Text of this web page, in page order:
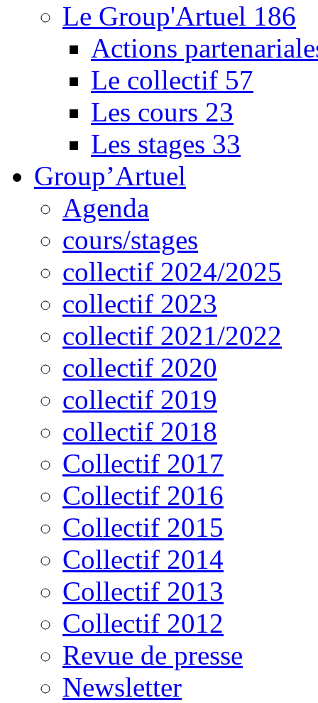
Le Group'Artuel 186
Actions
Le collectif 57
Les cours 23
Les stages 33
Group’Artuel
Agenda
cours/stages
collectif 2024/2025
collectif 2023
collectif 2021/2022
collectif 2020
collectif 2019
collectif 2018
Collectif 2017
Collectif 2016
Collectif 2015
Collectif 2014
Collectif 2013
Collectif 2012
Revue de presse
Newsletter